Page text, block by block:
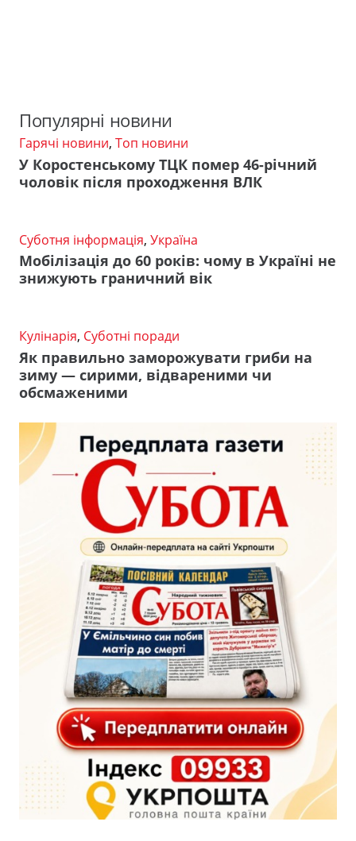
Популярні новини
Гарячі новини, Топ новини
У Коростенському ТЦК помер 46-річний
чоловік після проходження ВЛК
Суботня інформація, Україна
Мобілізація до 60 років: чому в Україні не
знижують граничний вік
Кулінарія, Суботні поради
Як правильно заморожувати гриби на
зиму — сирими, відвареними чи
обсмаженими